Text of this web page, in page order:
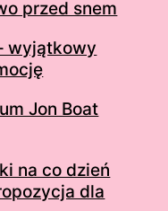
przed snem
wyjątkowy
Jon Boat
na co dzień
dla